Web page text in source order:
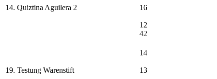
14. Quiztina Aguilera 2 16
12
42
19. Testung Warenstift
14
13